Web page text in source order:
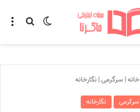
تغییر پوسته
خانه| سرگرمی|نگارخانه
سرگرمی نگارخانه